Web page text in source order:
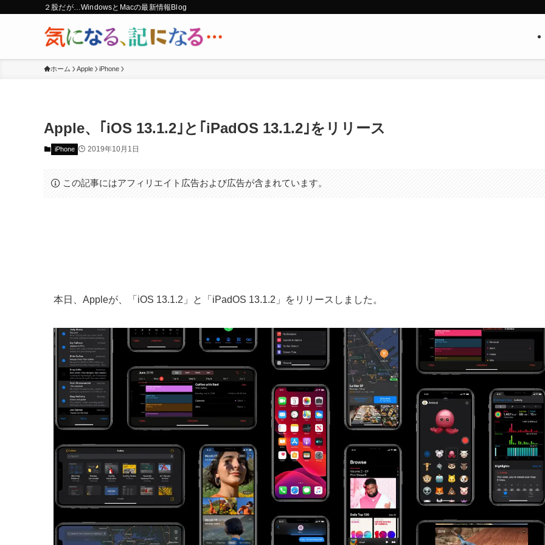
２股だが…WindowsとMacの最新情報Blog
ホーム Apple iPhone
Apple、｢iOS 13.1.2｣と｢iPadOS 13.1.2｣をリリース
iPhone 2019年10月1日
この記事にはアフィリエイト広告および広告が含まれています。
本日、Appleが、「iOS 13.1.2」と「iPadOS 13.1.2」をリリースしました。